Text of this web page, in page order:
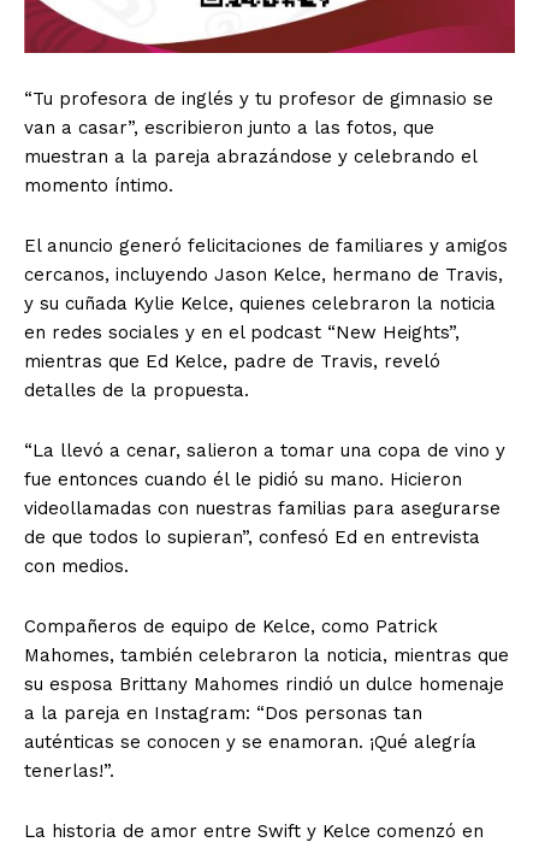
“Tu profesora de inglés y tu profesor de gimnasio se
van a casar”, escribieron junto a las fotos, que
muestran a la pareja abrazándose y celebrando el
momento íntimo.
El anuncio generó felicitaciones de familiares y amigos
cercanos, incluyendo Jason Kelce, hermano de Travis,
y su cuñada Kylie Kelce, quienes celebraron la noticia
en redes sociales y en el podcast “New Heights”,
mientras que Ed Kelce, padre de Travis, reveló
detalles de la propuesta.
“La llevó a cenar, salieron a tomar una copa de vino y
fue entonces cuando él le pidió su mano. Hicieron
videollamadas con nuestras familias para asegurarse
de que todos lo supieran”, confesó Ed en entrevista
con medios.
Compañeros de equipo de Kelce, como Patrick
Mahomes, también celebraron la noticia, mientras que
su esposa Brittany Mahomes rindió un dulce homenaje
a la pareja en Instagram: “Dos personas tan
auténticas se conocen y se enamoran. ¡Qué alegría
tenerlas!”.
La historia de amor entre Swift y Kelce comenzó en